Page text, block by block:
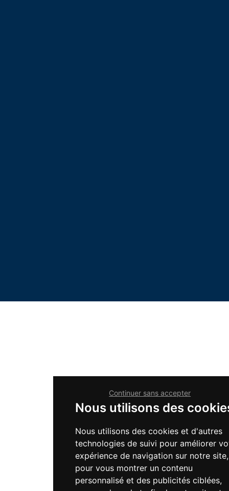
Nous utilisons des
Nous utilisons des cookies et d'autres
technologies de suivi pour améliorer
expérience de navigation sur notre site,
pour vous montrer un contenu
personnalisé et des publicités ciblées,
Continuer sans accepter